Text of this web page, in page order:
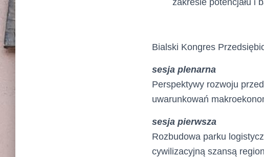
zakresie potencjału i
Bialski Kongres
sesja plenarna
Perspektywy rozwoju
uwarunkowań
sesja pierwsza
Rozbudowa parku
cywilizacyjną szansą